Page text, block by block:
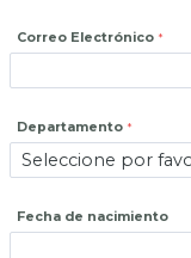
Correo Electrónico
Departamento
Fecha de nacimiento